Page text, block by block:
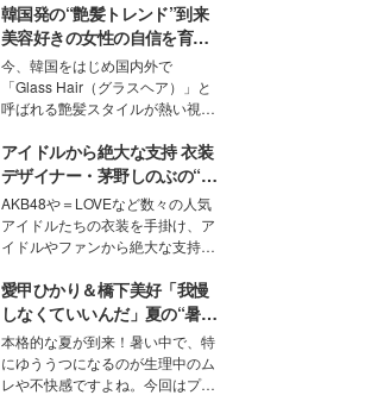
ニオン好き”という共通点を持つモ
デルの宮城舞と島村雄大の特別対
談をお届け！それぞれの視点か
ら、今作ならではの魅力や予想外
の感動をもたらす奥深いストーリ
ーについて熱く語り合ってもらっ
た。
韓国発の“艶髪トレンド”到来
美容好きの女性の自信を育む
「ヘアケア事情」って？
今、韓国をはじめ国内外で
「Glass Hair（グラスヘア）」と
呼ばれる艶髪スタイルが熱い視線
ションの完成度を高めるベースと
して、“髪そのものの美しさ”に改
めて注目する人が増えている様
子。今回は、そんな憧れの艶やか
な髪を日常で叶える、美容好きの
女性たちのヘアケア事情を紹介し
ます。
アイドルから絶大な支持 衣装
デザイナー・茅野しのぶの“可
愛い”を作る美学＜「シチズン
クロスシー」インタビュー＞
AKB48や＝LOVEなど数々の人気
アイドルたちの衣装を手掛け、ア
イドルやファンから絶大な支持を
取締役兼クリエイティブディレク
ター・茅野しのぶ。一人ひとりの
個性に寄り添い、魅力を引き出す
衣装作りは、多くの女性たちに勇
気と自信を与え続けている。
愛甲ひかり＆橋下美好「我慢
しなくていいんだ」夏の“暑さ
対策”の新しい選択肢とは？
本格的な夏が到来！暑い中で、特
にゆううつになるのが生理中のム
レや不快感ですよね。今回はプラ